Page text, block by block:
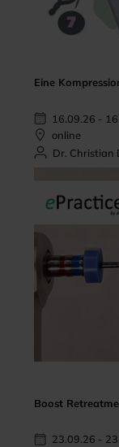
Eine
16.09.26 -
online
Dr. Christian
Boost
23.09.26 -